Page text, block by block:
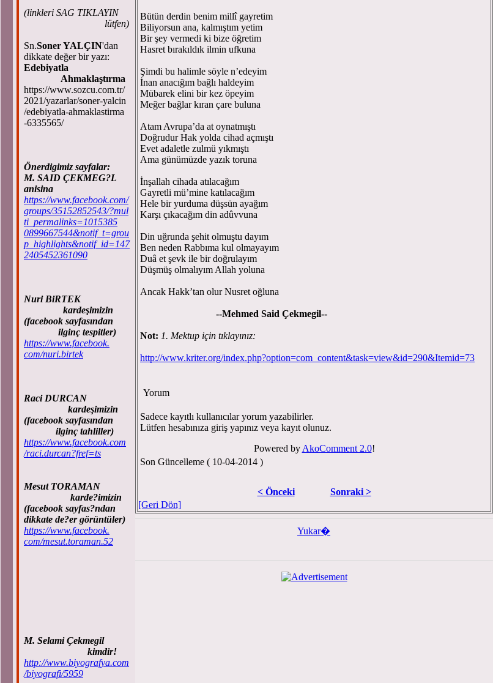
(linkleri SAG TIKLAYIN
lütfen)
Sn.Soner YALÇIN'dan
dikkate değer bir yazı:
Edebiyatla
Ahmaklaştırma
https://www.sozcu.com.tr/
2021/yazarlar/soner-yalcin
/edebiyatla-ahmaklastirma
-6335565/
Önerdigimiz sayfalar:
M. SAID ÇEKMEG?L
anisina
https://www.facebook.com/
groups/35152852543/?mul
ti_permalinks=1015385
0899667544&notif_t=grou
p_highlights&notif_id=147
2405452361090
Nuri BiRTEK
kardeşimizin
(facebook sayfasından
ilginç tespitler)
https://www.facebook.
com/nuri.birtek
Raci DURCAN
kardeşimizin
(facebook sayfasından
ilginç tahliller)
https://www.facebook.com
/raci.durcan?fref=ts
Mesut TORAMAN
karde?imizin
(facebook sayfas?ndan
dikkate de?er görüntüler)
https://www.facebook.
com/mesut.toraman.52
M. Selami Çekmegil
kimdir!
http://www.biyografya.com
/biyografi/5959
Bütün derdin benim millî gayretim
Biliyorsun ana, kalmıştım yetim
Bir şey vermedi ki bize öğretim
Hasret bırakıldık ilmin ufkuna
Şimdi bu halimle söyle n’edeyim
İnan anacığım bağlı haldeyim
Mübarek elini bir kez öpeyim
Meğer bağlar kıran çare buluna
Atam Avrupa’da at oynatmıştı
Doğrudur Hak yolda cihad açmıştı
Evet adaletle zulmü yıkmıştı
Ama günümüzde yazık toruna
İnşallah cihada atılacağım
Gayretli mü’mine katılacağım
Hele bir yurduma düşsün ayağım
Karşı çıkacağım din adûvvuna
Din uğrunda şehit olmuştu dayım
Ben neden Rabbıma kul olmayayım
Duâ et şevk ile bir doğrulayım
Düşmüş olmalıyım Allah yoluna
Ancak Hakk’tan olur Nusret oğluna
--Mehmed Said Çekmegil--
Not: 1. Mektup için tıklayınız:
http://www.kriter.org/index.php?option=com_content&task=view&id=290&Itemid=73
Yorum
Sadece kayıtlı kullanıcılar yorum yazabilirler.
Lütfen hesabınıza giriş yapınız veya kayıt olunuz.
Powered by AkoComment 2.0!
Son Güncelleme ( 10-04-2014 )
< Önceki
Sonraki >
[Geri Dön]
Yukar�